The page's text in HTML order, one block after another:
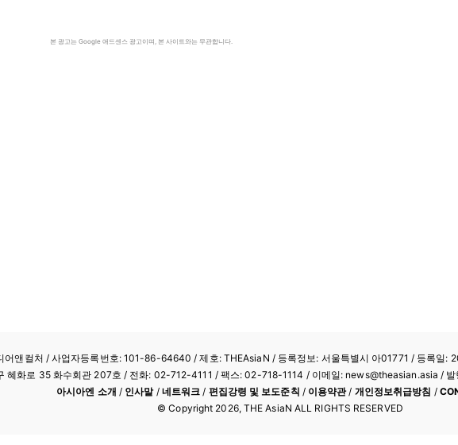
본 광고는 Google 애드센스 광고이며, 본 사이트와는 무관합니다.
어앤컬처 /사업자등록번호: 101-86-64640 / 제호: THEAsiaN / 등록정보: 서울특별시 아01771 / 등록일:
혜화로 35 화수회관 207호 / 전화: 02-712-4111 / 팩스: 02-718-1114 / 이메일: news@theasian.asia /
아시아엔 소개 / 인사말/ 네트워크 / 편집강령 및 보도준칙 / 이용약관/ 개인정보취급방침 /
© Copyright 2026, THE AsiaN ALL RIGHTS RESERVED